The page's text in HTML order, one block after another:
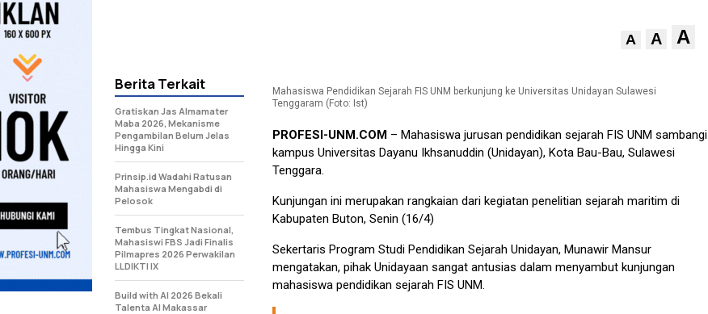
A A A
Mahasiswa Pendidikan Sejarah FIS UNM berkunjung ke Universitas Unidayan Sulawesi
Tenggaram (Foto: Ist)
PROFESI-UNM.COM – Mahasiswa jurusan pendidikan sejarah FIS UNM sambangi
kampus Universitas Dayanu Ikhsanuddin (Unidayan), Kota Bau-Bau, Sulawesi
Tenggara.
Kunjungan ini merupakan rangkaian dari kegiatan penelitian sejarah maritim di
Kabupaten Buton, Senin (16/4)
Sekertaris Program Studi Pendidikan Sejarah Unidayan, Munawir Mansur
mengatakan, pihak Unidayaan sangat antusias dalam menyambut kunjungan
mahasiswa pendidikan sejarah FIS UNM.
Berita Terkait
Gratiskan Jas Almamater
Maba 2026, Mekanisme
Pengambilan Belum Jelas
Hingga Kini
Prinsip.id Wadahi Ratusan
Mahasiswa Mengabdi di
Pelosok
Tembus Tingkat Nasional,
Mahasiswi FBS Jadi Finalis
Pilmapres 2026 Perwakilan
LLDIKTI IX
Build with AI 2026 Bekali
Talenta AI Makassar